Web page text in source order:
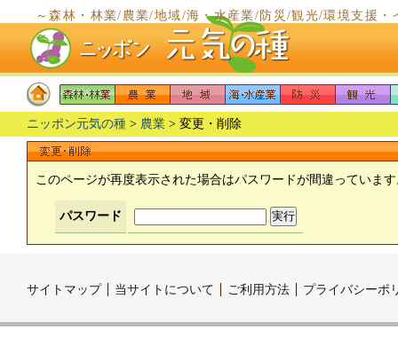
～森林・林業/農業/地域/海・水産業/防災/観光/環境支援
～
ニッポン元気の種 > 農業 > 変更・削除
このページが再度表示された場合はパスワードが間違っていま
パスワード
サイトマップ 当サイトについて ご利用方法 プライバシーポ